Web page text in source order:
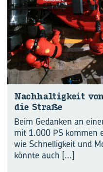
Nach­hal­tig­keit
die Stra­ße
Beim Gedanken an
mit 1.000 PS kommen
wie Schnelligkeit und
könnte auch [...]